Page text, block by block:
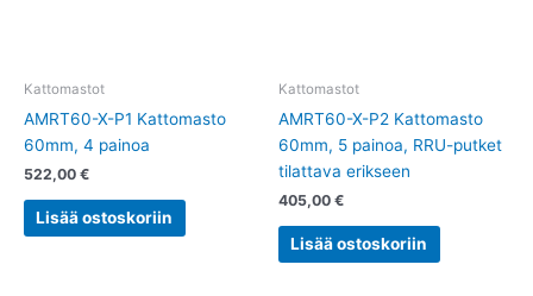
Kattomastot
AMRT60-X-P1 Kattomasto
60mm, 4 painoa
522,00 €
Lisää ostoskoriin
Kattomastot
AMRT60-X-P2 Kattomasto
60mm, 5 painoa, RRU-putket
tilattava erikseen
405,00 €
Lisää ostoskoriin